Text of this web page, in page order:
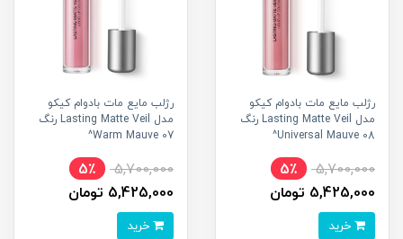
رژلب مایع مات بادوام کیکو
مدل Lasting Matte Veil رنگ
08 Universal Mauve^
5,700,000
5٪
5,425,000 تومان
رژلب مایع مات بادوام کیکو
مدل Lasting Matte Veil رنگ
07 Warm Mauve^
5,700,000
5٪
5,425,000 تومان